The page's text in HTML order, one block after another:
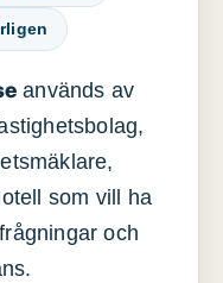
används av
som vill ha
och